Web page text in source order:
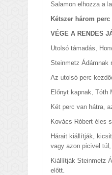
Salamon elhozza a
Kétszer három
VÉGE A RENDES
Utolsó támadás,
Steinmetz Ádámnak
Az utolsó perc
Előnyt kapnak, Tóth
Két perc van hátra,
Kovács Róbert éles
Hárait kiállítják,
vagy azon picivel
Kiállítják Steinmetz
előtt.